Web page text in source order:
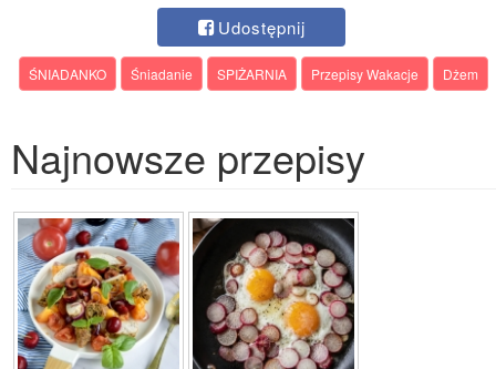
Udostępnij
ŚNIADANKO Śniadanie SPIŻARNIA Przepisy Wakacje Dżem
Najnowsze przepisy